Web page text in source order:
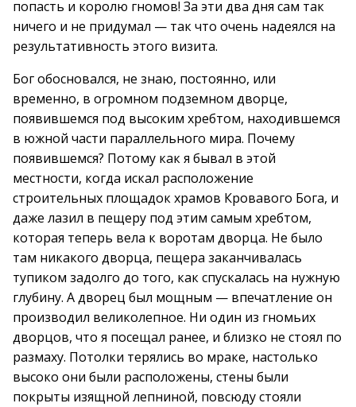
попасть и королю гномов! За эти два дня сам так
ничего и не придумал — так что очень надеялся на
результативность этого визита.
Бог обосновался, не знаю, постоянно, или
временно, в огромном подземном дворце,
появившемся под высоким хребтом, находившемся
в южной части параллельного мира. Почему
появившемся? Потому как я бывал в этой
местности, когда искал расположение
строительных площадок храмов Кровавого Бога, и
даже лазил в пещеру под этим самым хребтом,
которая теперь вела к воротам дворца. Не было
там никакого дворца, пещера заканчивалась
тупиком задолго до того, как спускалась на нужную
глубину. А дворец был мощным — впечатление он
производил великолепное. Ни один из гномьих
дворцов, что я посещал ранее, и близко не стоял по
размаху. Потолки терялись во мраке, настолько
высоко они были расположены, стены были
покрыты изящной лепниной, повсюду стояли